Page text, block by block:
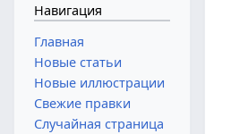
Навигация
Главная
Новые статьи
Новые иллюстрации
Свежие правки
Случайная страница